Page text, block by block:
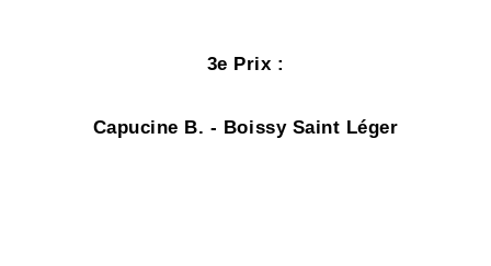
3e Prix :
Capucine B. - Boissy Saint Léger